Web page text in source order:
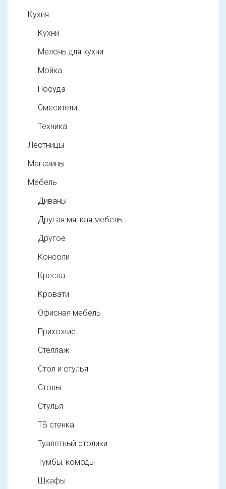
Кухня
Кухни
Мелочь для кухни
Мойка
Посуда
Смесители
Техника
Лестницы
Магазины
Мебель
Диваны
Другая мягкая мебель
Другое
Консоли
Кресла
Кровати
Офисная мебель
Прихожие
Стеллаж
Стол и стулья
Столы
Стулья
ТВ стенка
Туалетный столики
Тумбы, комоды
Шкафы